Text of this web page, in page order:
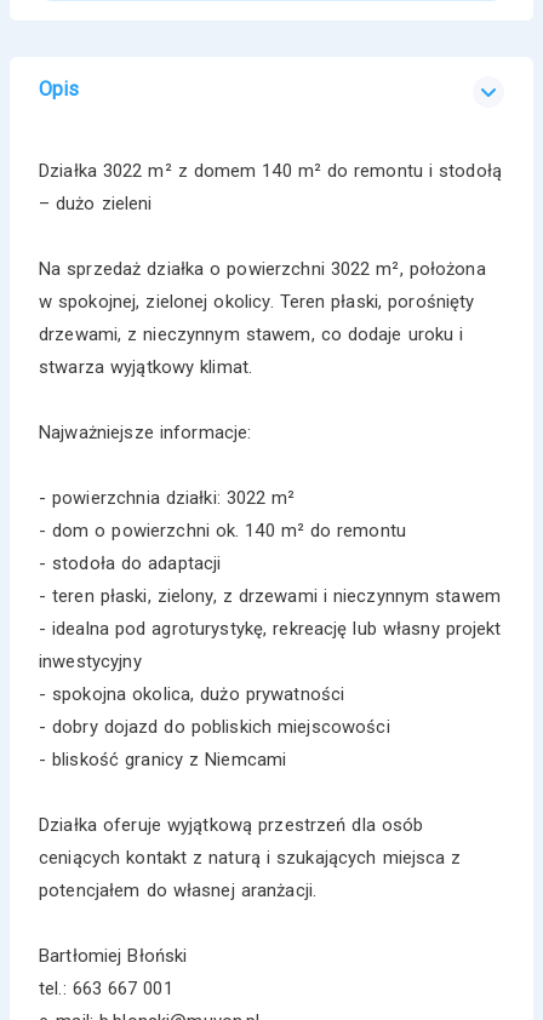
Opis
Działka 3022 m² z domem 140 m² do remontu i stodołą
– dużo zieleni
Na sprzedaż działka o powierzchni 3022 m², położona
w spokojnej, zielonej okolicy. Teren płaski, porośnięty
drzewami, z nieczynnym stawem, co dodaje uroku i
stwarza wyjątkowy klimat.
Najważniejsze informacje:
- powierzchnia działki: 3022 m²
- dom o powierzchni ok. 140 m² do remontu
- stodoła do adaptacji
- teren płaski, zielony, z drzewami i nieczynnym stawem
- idealna pod agroturystykę, rekreację lub własny projekt
inwestycyjny
- spokojna okolica, dużo prywatności
- dobry dojazd do pobliskich miejscowości
- bliskość granicy z Niemcami
Działka oferuje wyjątkową przestrzeń dla osób
ceniących kontakt z naturą i szukających miejsca z
potencjałem do własnej aranżacji.
Bartłomiej Błoński
tel.: 663 667 001